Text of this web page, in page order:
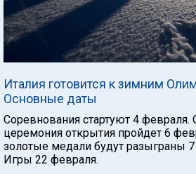
Италия готовится к зимним
Основные даты
Соревнования стартуют 4 февраля.
церемония открытия пройдет 6
золотые медали будут разыграны
Игры 22 февраля.